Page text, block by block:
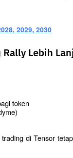
2029, 2030
Rally Lebih
token
di Tensor